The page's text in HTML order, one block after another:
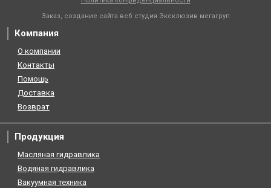
Заказ, создание сайта веб студия Эксклюзив мегагруп
Компания
О компании
Контакты
Помощь
Доставка
Возврат
Продукция
Масляная гидравлика
Водяная гидравлика
Вакуумная техника